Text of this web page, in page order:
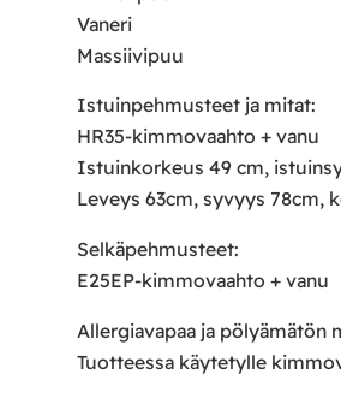
Vaneri
Massiivipuu
Istuinpehmusteet ja mitat:
HR35-kimmovaahto + vanu
Istuinkorkeus 49 cm,
Leveys 63cm, syvyys 78cm,
Selkäpehmusteet:
E25EP-kimmovaahto + vanu
Allergiavapaa ja pölyämätön
Tuotteessa käytetylle